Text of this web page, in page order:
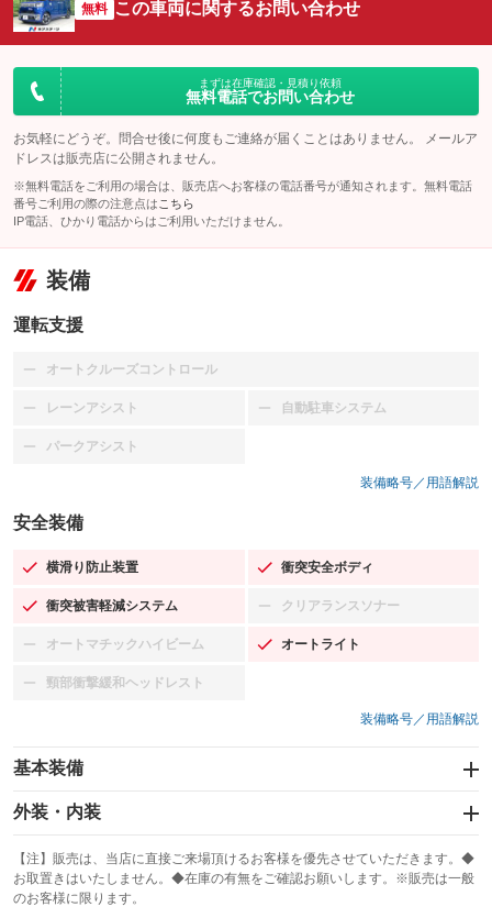
無料 この車両に関するお問い合わせ
まずは在庫確認・見積り依頼
無料電話でお問い合わせ
お気軽にどうぞ。問合せ後に何度もご連絡が届くことはありません。 メールア
ドレスは販売店に公開されません。
※無料電話をご利用の場合は、販売店へお客様の電話番号が通知されます。無料電話
番号ご利用の際の注意点は こちら
IP電話、ひかり電話からはご利用いただけません。
装備
運転支援
オートクルーズコントロール
：装備なし
レーンアシスト
：装備なし 自動駐車システム
：装備なし
パークアシスト
：装備なし
装備略号／用語解説
安全装備
横滑り防止装置
：装備あり 衝突安全ボディ
：装備あり
衝突被害軽減システム
：装備あり クリアランスソナー
：装備なし
オートマチックハイビーム
：装備なし オートライト
：装備あり
頸部衝撃緩和ヘッドレスト
：装備なし
装備略号／用語解説
基本装備
エアバッグ：運転席/助手席/サイド
：装備あり
：装備あり
サンルーフ
：装備なし ABS
外装・内装
カーナビ：SDナビ
：装備あり
TV：フルセグ
：装備あり
【注】販売は、当店に直接ご来場頂けるお客様を優先させていただきます。◆
お取置きはいたしません。◆在庫の有無をご確認お願いします。※販売は一般
のお客様に限ります。